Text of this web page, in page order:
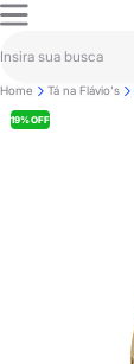
Home Tá na Flávio's
19% OFF